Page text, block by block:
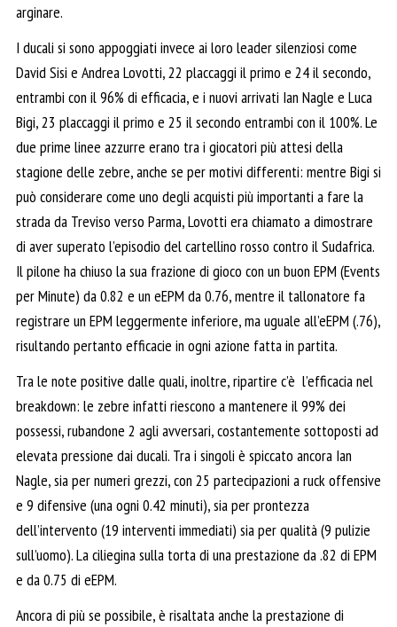
arginare.
I ducali si sono appoggiati invece ai loro leader silenziosi come
David Sisi e Andrea Lovotti, 22 placcaggi il primo e 24 il secondo,
entrambi con il 96% di efficacia, e i nuovi arrivati Ian Nagle e Luca
Bigi, 23 placcaggi il primo e 25 il secondo entrambi con il 100%. Le
due prime linee azzurre erano tra i giocatori più attesi della
stagione delle zebre, anche se per motivi differenti: mentre Bigi si
può considerare come uno degli acquisti più importanti a fare la
strada da Treviso verso Parma, Lovotti era chiamato a dimostrare
di aver superato l’episodio del cartellino rosso contro il Sudafrica.
Il pilone ha chiuso la sua frazione di gioco con un buon EPM (Events
per Minute) da 0.82 e un eEPM da 0.76, mentre il tallonatore fa
registrare un EPM leggermente inferiore, ma uguale all’eEPM (.76),
risultando pertanto efficacie in ogni azione fatta in partita.
Tra le note positive dalle quali, inoltre, ripartire c’è l’efficacia nel
breakdown: le zebre infatti riescono a mantenere il 99% dei
possessi, rubandone 2 agli avversari, costantemente sottoposti ad
elevata pressione dai ducali. Tra i singoli è spiccato ancora Ian
Nagle, sia per numeri grezzi, con 25 partecipazioni a ruck offensive
e 9 difensive (una ogni 0.42 minuti), sia per prontezza
dell’intervento (19 interventi immediati) sia per qualità (9 pulizie
sull’uomo). La ciliegina sulla torta di una prestazione da .82 di EPM
e da 0.75 di eEPM.
Ancora di più se possibile, è risaltata anche la prestazione di